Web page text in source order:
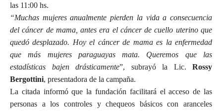
las 11:00 hs.
“Muchas mujeres anualmente pierden la vida a consecuencia
del cáncer de mama, antes era el cáncer de cuello uterino que
quedó desplazado. Hoy el cáncer de mama es la enfermedad
que más mujeres paraguayas mata. Queremos que las
estadísticas bajen drásticamente”, subrayó la Lic. Rossy
Bergottini, presentadora de la campaña.
La citada informó que la fundación facilitará el acceso de las
personas a los controles y chequeos básicos con aranceles